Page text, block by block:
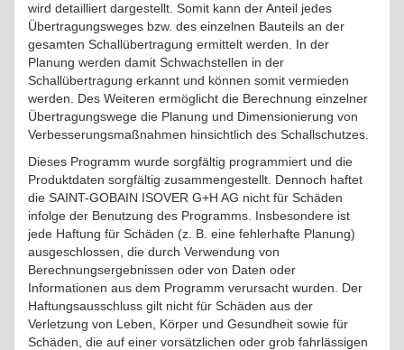
wird detailliert dargestellt. Somit kann der Anteil jedes
Übertragungsweges bzw. des einzelnen Bauteils an der
gesamten Schallübertragung ermittelt werden. In der
Planung werden damit Schwachstellen in der
Schallübertragung erkannt und können somit vermieden
werden. Des Weiteren ermöglicht die Berechnung einzelner
Übertragungswege die Planung und Dimensionierung von
Verbesserungsmaßnahmen hinsichtlich des Schallschutzes.
Dieses Programm wurde sorgfältig programmiert und die
Produktdaten sorgfältig zusammengestellt. Dennoch haftet
die SAINT-GOBAIN ISOVER G+H AG nicht für Schäden
infolge der Benutzung des Programms. Insbesondere ist
jede Haftung für Schäden (z. B. eine fehlerhafte Planung)
ausgeschlossen, die durch Verwendung von
Berechnungsergebnissen oder von Daten oder
Informationen aus dem Programm verursacht wurden. Der
Haftungsausschluss gilt nicht für Schäden aus der
Verletzung von Leben, Körper und Gesundheit sowie für
Schäden, die auf einer vorsätzlichen oder grob fahrlässigen